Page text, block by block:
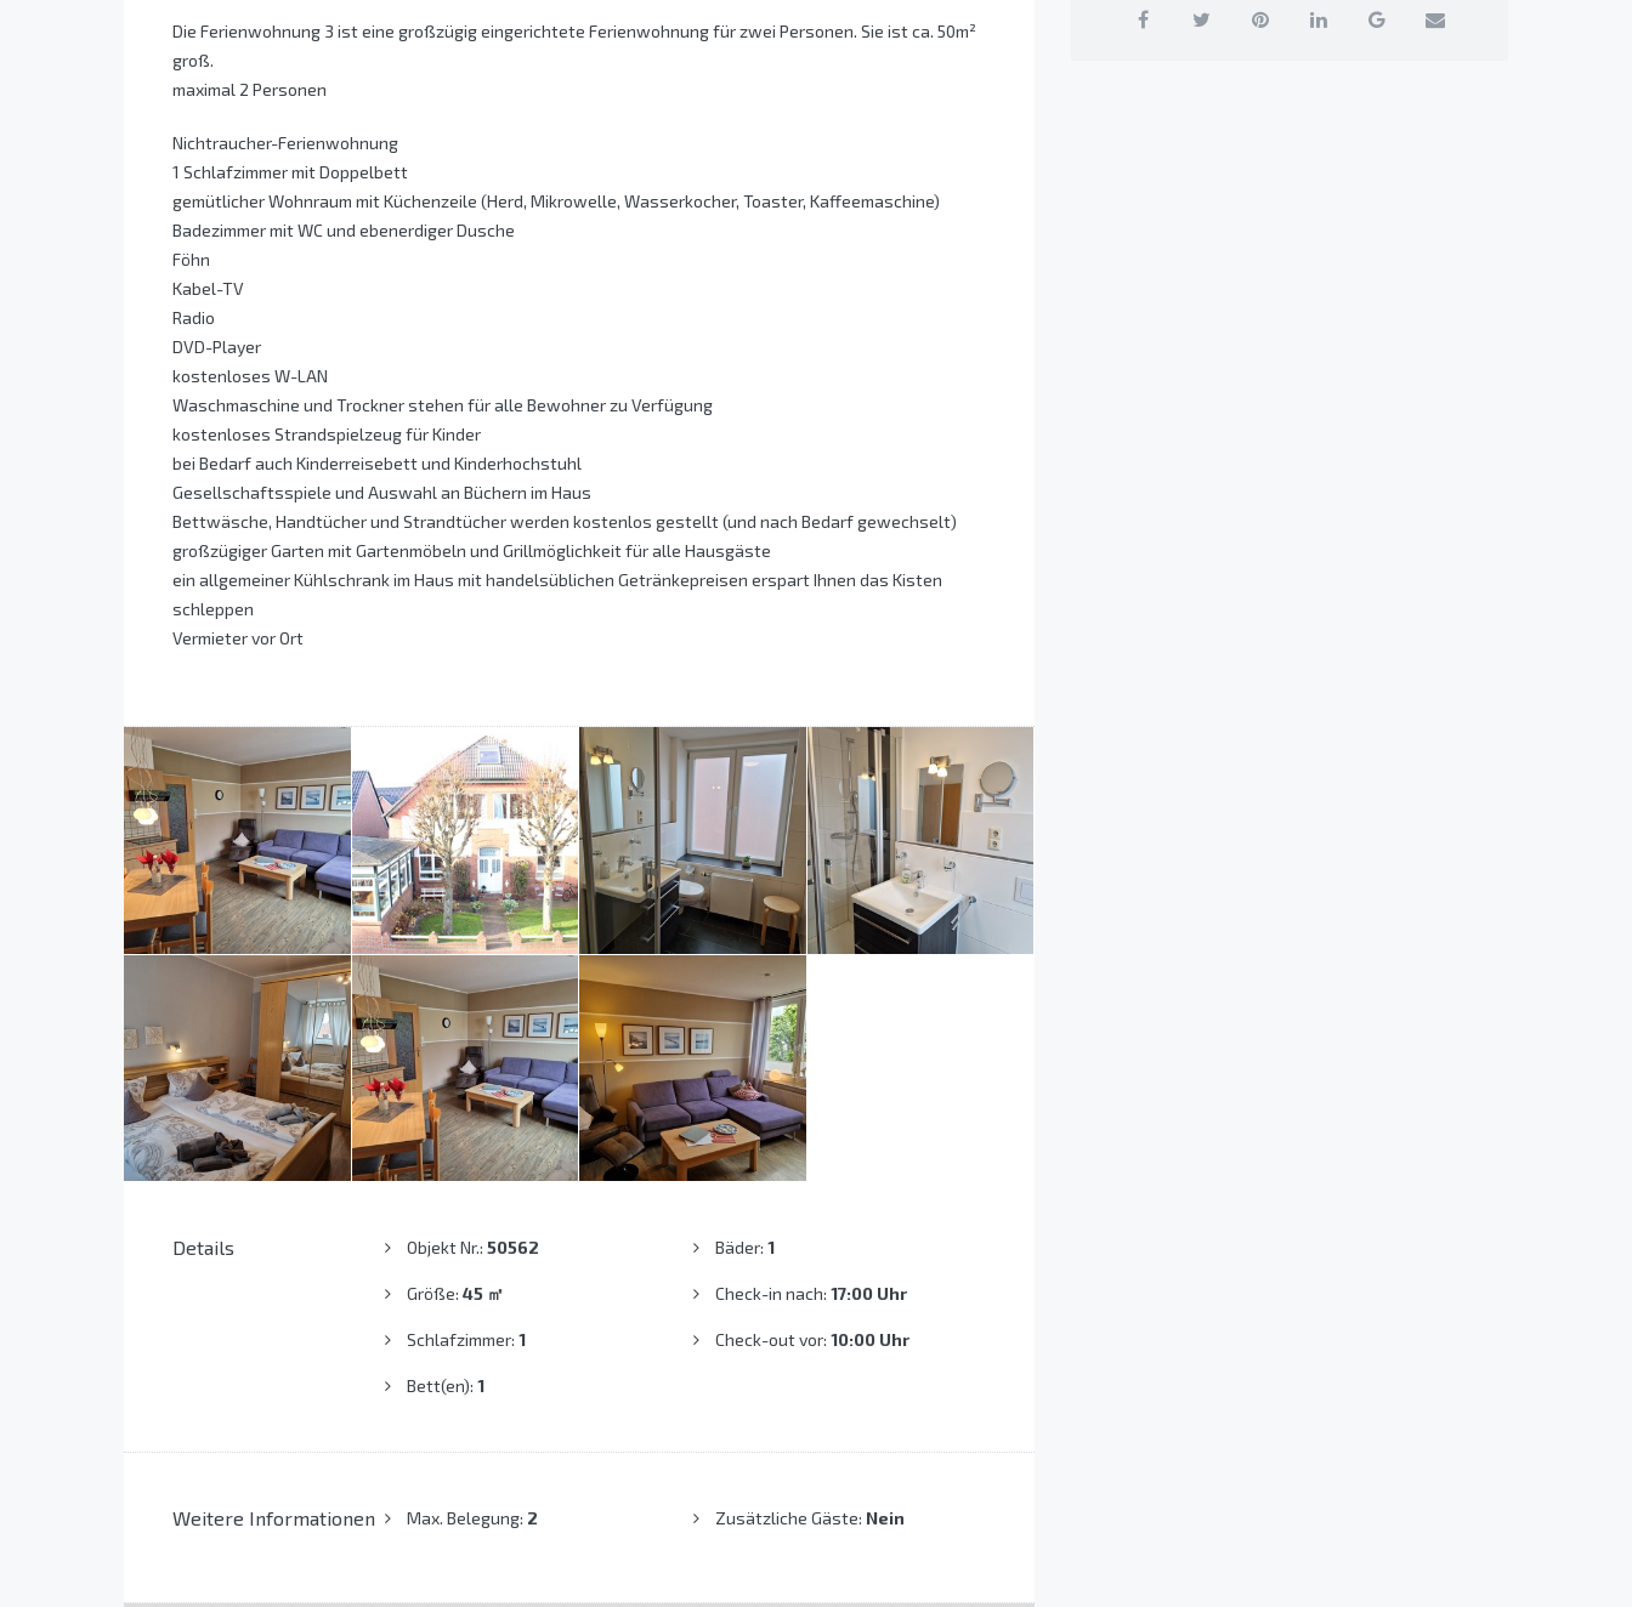
Die Ferienwohnung 3 ist eine großzügig eingerichtete Ferienwohnung für zwei Personen. Sie ist ca. 50m²
groß.
maximal 2 Personen
Nichtraucher-Ferienwohnung
1 Schlafzimmer mit Doppelbett
gemütlicher Wohnraum mit Küchenzeile (Herd, Mikrowelle, Wasserkocher, Toaster, Kaffeemaschine)
Badezimmer mit WC und ebenerdiger Dusche
Föhn
Kabel-TV
Radio
DVD-Player
kostenloses W-LAN
Waschmaschine und Trockner stehen für alle Bewohner zu Verfügung
kostenloses Strandspielzeug für Kinder
bei Bedarf auch Kinderreisebett und Kinderhochstuhl
Gesellschaftsspiele und Auswahl an Büchern im Haus
Bettwäsche, Handtücher und Strandtücher werden kostenlos gestellt (und nach Bedarf gewechselt)
großzügiger Garten mit Gartenmöbeln und Grillmöglichkeit für alle Hausgäste
ein allgemeiner Kühlschrank im Haus mit handelsüblichen Getränkepreisen erspart Ihnen das Kisten
schleppen
Vermieter vor Ort
Details Objekt Nr.: 50562
Größe: 45 ㎡
Schlafzimmer: 1
Bett(en): 1
Bäder:1
Check-in nach:17:00 Uhr
Check-out vor:10:00 Uhr
Weitere Informationen Max. Belegung: 2 Zusätzliche Gäste: Nein